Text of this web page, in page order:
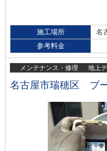
施工場所
名
参考料金
メンテナンス・修理 地上
名古屋市瑞穂区 ブ